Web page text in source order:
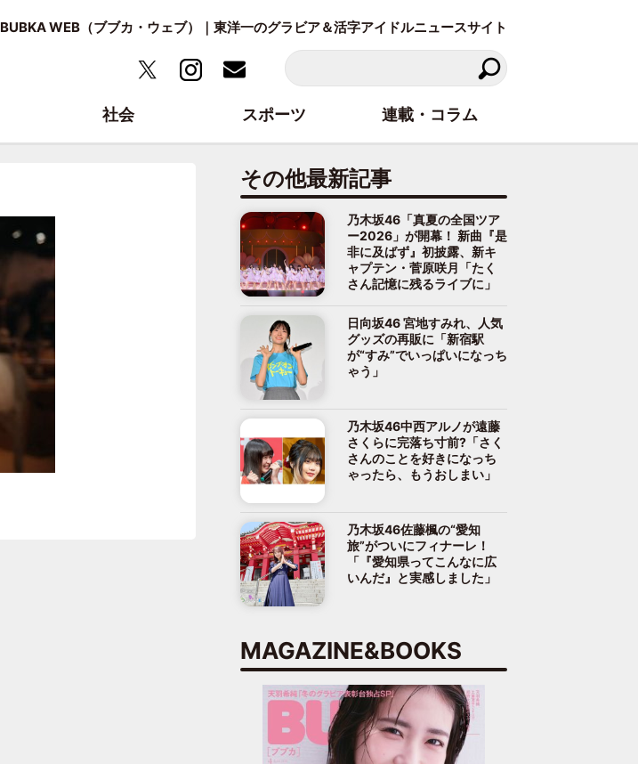
BUBKA WEB（ブブカ・ウェブ）｜東洋一のグラビア＆活字アイドルニュースサイト
その他最新記事
乃木坂46「真夏の全国ツア
ー2026」が開幕！ 新曲『是
非に及ばず』初披露、新キ
ャプテン・菅原咲月「たく
さん記憶に残るライブに」
日向坂46 宮地すみれ、人気
グッズの再販に「新宿駅
が“すみ”でいっぱいになっち
ゃう」
乃木坂46中西アルノが遠藤
さくらに完落ち寸前?「さく
さんのことを好きになっち
ゃったら、もうおしまい」
乃木坂46佐藤楓の“愛知
旅”がついにフィナーレ！
「『愛知県ってこんなに広
いんだ』と実感しました」
MAGAZINE&BOOKS
社会 スポーツ 連載・コラム